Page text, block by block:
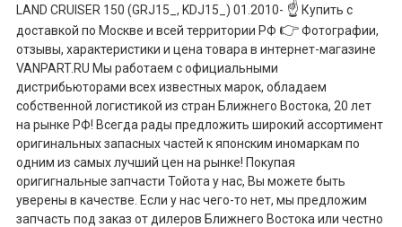
LAND CRUISER 150 (GRJ15_, KDJ15_) 01.2010- ☝ Купить с
доставкой по Москве и всей территории РФ 👉Фотографии,
отзывы, характеристики и цена товара в интернет-магазине
VANPART.RU Мы работаем с официальными
дистрибьюторами всех известных марок, обладаем
собственной логистикой из стран Ближнего Востока, 20 лет
на рынке РФ! Всегда рады предложить широкий ассортимент
оригинальных запасных частей к японским иномаркам по
одним из самых лучший цен на рынке! Покупая
оригигнальные запчасти Тойота у нас, Вы можете быть
уверены в качестве. Если у нас чего-то нет, мы предложим
запчасть под заказ от дилеров Ближнего Востока или честно